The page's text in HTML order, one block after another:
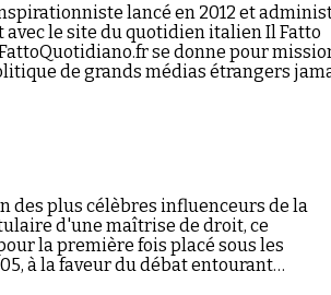
lancé en 2012 et
le site du quotidien italien Il Fatto
se donne pour
de grands médias étrangers
des plus célèbres influenceurs de la
d'une maîtrise de droit, ce
la première fois placé sous les
à la faveur du débat entourant…